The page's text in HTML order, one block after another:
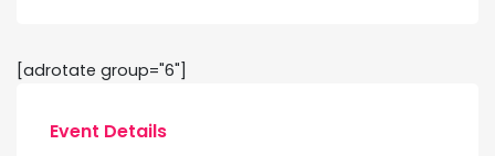
[adrotate group="6"]
Event Details